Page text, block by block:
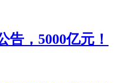
告，5000亿元！